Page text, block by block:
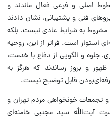
اصلی و فرعی فعال ماندند و
فنی و پشتیبانی، نشان دادند
به شرایط عادی نیست، بلکه
استوار است. فراتر از این، روحیه
جلوه و الگویی از دفاع با خدمت،
و بروز رساندند که هرگز به
قابل توضیح نیست.
تجمعات خونخواهی مردم تهران و
آیت‌الله سید مجتبی خامنه‌ای